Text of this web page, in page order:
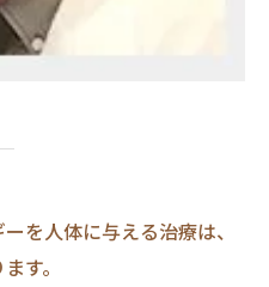
を人体に与える治療は、
す。